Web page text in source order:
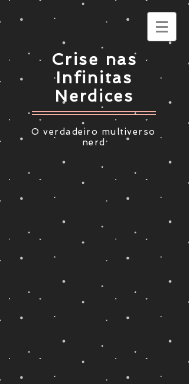
Crise nas
Infinitas
Nerdices
O verdadeiro multiverso
nerd